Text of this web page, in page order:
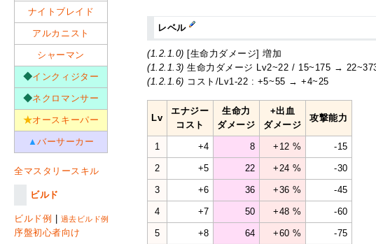
レベル
(1.2.1.0) [生命力ダメージ] 増加
(1.2.1.3) 生命力ダメージ Lv2~22 / 15~175 →
(1.2.1.6) コスト/Lv1-22 : +5~55 → +4~25
Lv
エナジー
コスト
生命力
ダメージ
+出血
ダメージ
攻撃能力
1 +4 8 +12 % -15
2 +5 22 +24 % -30
3 +6 36 +36 % -45
4 +7 50 +48 % -60
5 +8 64 +60 % -75
ナイトブレイド
アルカニスト
シャーマン
◆インクィジター
◆ネクロマンサー
★オースキーパー
▲バーサーカー
全マスタリースキル
ビルド
ビルド例 過去ビルド例
序盤初心者向け